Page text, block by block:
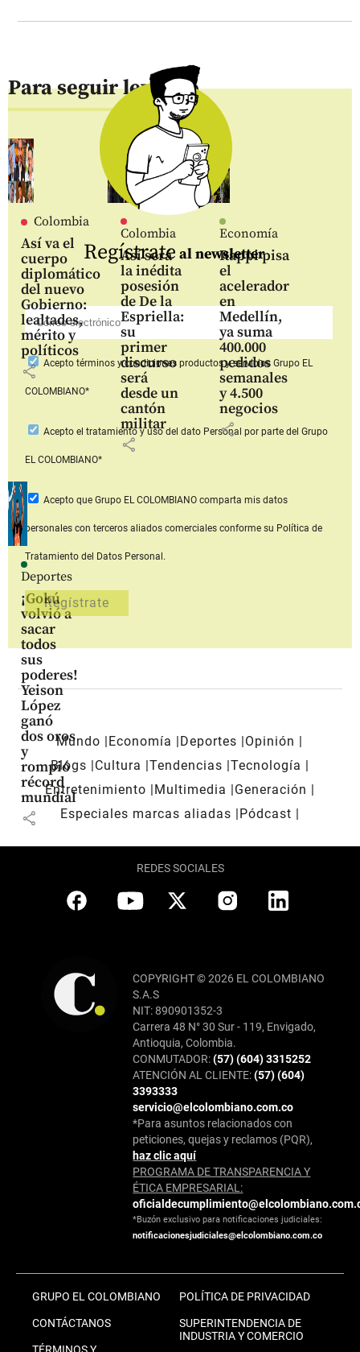
Para seguir leyendo
Colombia
Así va el
cuerpo
diplomático
del nuevo
Gobierno:
lealtades,
mérito y
políticos
share
Colombia
Así será
la inédita
posesión
de De la
Espriella:
su
primer
discurso
será
desde un
cantón
militar
share
Economía
Rappi pisa
el
acelerador
en
Medellín,
ya suma
400.000
pedidos
semanales
y 4.500
negocios
share
Deportes
¡Gokú
volvió a
sacar
todos
sus
poderes!
Yeison
López
ganó
dos oros
y
rompió
récord
mundial
share
Regístrate al newsletter
Aceptotérminos y condiciones productos y serviciosGrupo EL
COLOMBIANO*
Acepto el tratamiento y uso del dato Personal por parte del Grupo
EL COLOMBIANO*
Acepto que Grupo EL COLOMBIANOcomparta mis datos
personales con terceros aliados comerciales conforme su Política de
Tratamiento del Datos Personal.
Mundo Economía Deportes
Opinión
Blogs
Cultura Tendencias Tecnología
Entretenimiento
Multimedia
Generación
Especiales marcas aliadas
Pódcast
REDES SOCIALES
COPYRIGHT © 2026 EL COLOMBIANO
S.A.S
NIT: 890901352-3
Carrera 48 N° 30 Sur - 119, Envigado,
Antioquia, Colombia.
CONMUTADOR:(57) (604) 3315252
ATENCIÓN AL CLIENTE:(57) (604)
3393333
servicio@elcolombiano.com.co
*Para asuntos relacionados con
peticiones, quejas y reclamos (PQR),
haz clic aquí
PROGRAMA DE TRANSPARENCIA Y
ÉTICA EMPRESARIAL:
*Buzón exclusivo para notificaciones judiciales:
notificacionesjudiciales@elcolombiano.com.co
GRUPO EL COLOMBIANO
CONTÁCTANOS
POLÍTICA DE PRIVACIDAD
SUPERINTENDENCIA DE
INDUSTRIA Y COMERCIO